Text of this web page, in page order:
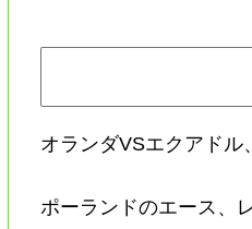
オランダVSエクアドル
ポーランドのエース、